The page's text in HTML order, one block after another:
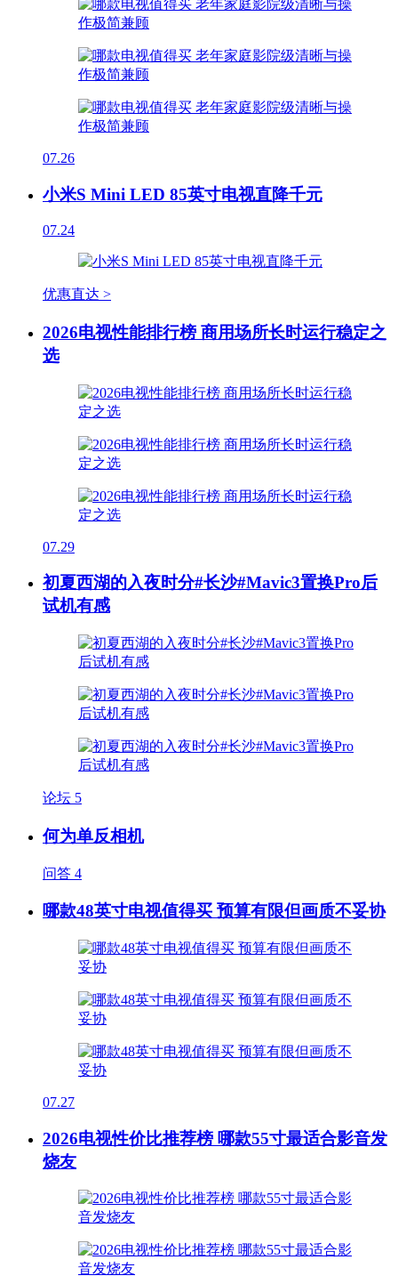
07.26
小米S Mini LED 85英寸电视直降千元
07.24
优惠直达 >
2026电视性能排行榜 商用场所长时运行稳定之
选
07.29
初夏西湖的入夜时分#长沙#Mavic3置换Pro后
试机有感
论坛 5
何为单反相机
问答 4
哪款48英寸电视值得买 预算有限但画质不妥协
07.27
2026电视性价比推荐榜 哪款55寸最适合影音发
烧友